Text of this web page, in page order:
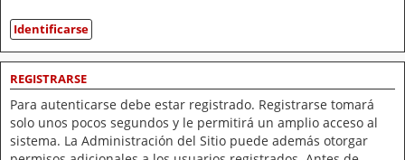
REGISTRARSE
Para autenticarse debe estar registrado. Registrarse tomará
solo unos pocos segundos y le permitirá un amplio acceso al
sistema. La Administración del Sitio puede además otorgar